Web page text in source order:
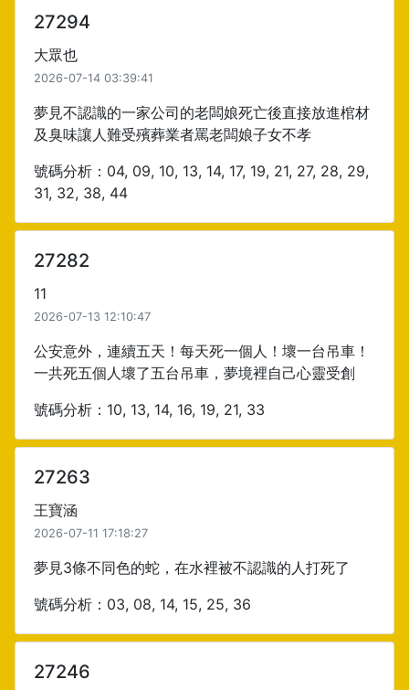
27294
大眾也
2026-07-14 03:39:41
夢見不認識的一家公司的老闆娘死亡後直接放進棺材
及臭味讓人難受殯葬業者罵老闆娘子女不孝
號碼分析：04, 09, 10, 13, 14, 17, 19, 21, 27, 28, 29,
31, 32, 38, 44
27282
11
2026-07-13 12:10:47
公安意外，連續五天！每天死一個人！壞一台吊車！
一共死五個人壞了五台吊車，夢境裡自己心靈受創
號碼分析：10, 13, 14, 16, 19, 21, 33
27263
王寶涵
2026-07-11 17:18:27
夢見3條不同色的蛇，在水裡被不認識的人打死了
號碼分析：03, 08, 14, 15, 25, 36
27246